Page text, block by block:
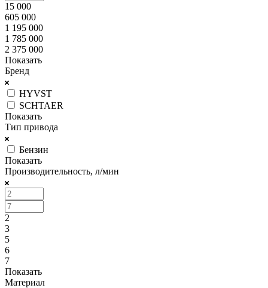
15 000
605 000
1 195 000
1 785 000
2 375 000
Показать
Бренд
HYVST
SCHTAER
Показать
Тип привода
Бензин
Показать
Производительность, л/мин
2
3
5
6
7
Показать
Материал